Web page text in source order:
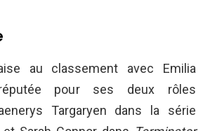
au classement avec Emilia
pour ses deux rôles
Targaryen dans la série